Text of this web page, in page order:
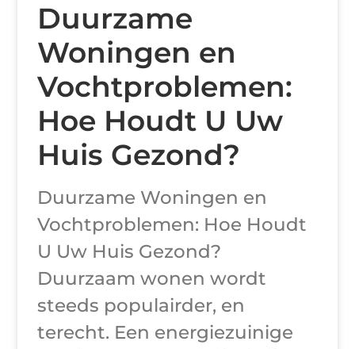
Duurzame
Woningen en
Vochtproblemen:
Hoe Houdt U Uw
Huis Gezond?
Duurzame Woningen en
Vochtproblemen: Hoe Houdt
U Uw Huis Gezond?
Duurzaam wonen wordt
steeds populairder, en
terecht. Een energiezuinige